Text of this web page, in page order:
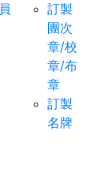
訂製
團次
章/校
章/布
章
訂製
名牌